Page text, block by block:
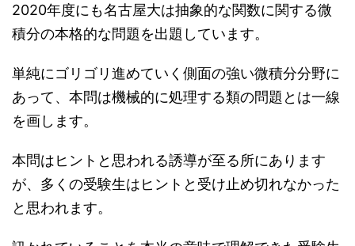
2020年度にも名古屋大は抽象的な関数に関する微
積分の本格的な問題を出題しています。
単純にゴリゴリ進めていく側面の強い微積分分野に
あって、本問は機械的に処理する類の問題とは一線
を画します。
本問はヒントと思われる誘導が至る所にあります
が、多くの受験生はヒントと受け止め切れなかった
と思われます。